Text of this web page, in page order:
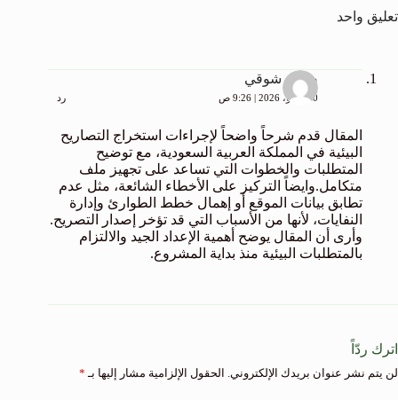
تعليق واحد
ضحى شوقي
30 يوليو، 2026 | 9:26 ص رد
المقال قدم شرحاً واضحاً لإجراءات استخراج التصاريح
البيئية في المملكة العربية السعودية، مع توضيح
المتطلبات والخطوات التي تساعد على تجهيز ملف
متكامل.وايضاً التركيز على الأخطاء الشائعة، مثل عدم
تطابق بيانات الموقع أو إهمال خطط الطوارئ وإدارة
النفايات، لأنها من الأسباب التي قد تؤخر إصدار التصريح.
وأرى أن المقال يوضح أهمية الإعداد الجيد والالتزام
بالمتطلبات البيئية منذ بداية المشروع.
اترك ردّاً
لن يتم نشر عنوان بريدك الإلكتروني. الحقول الإلزامية مشار إليها بـ *